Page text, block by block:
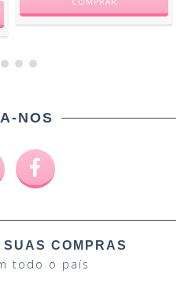
NOS
SUAS COMPRAS
todo o país